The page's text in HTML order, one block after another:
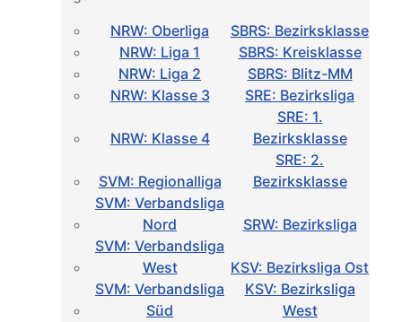
NRW: Oberliga
SBRS: Bezirksklasse
NRW: Liga 1
SBRS: Kreisklasse
NRW: Liga 2
SBRS: Blitz-MM
NRW: Klasse 3
SRE: Bezirksliga
NRW: Klasse 4
SRE: 1.
Bezirksklasse
SVM: Regionalliga
SRE: 2.
Bezirksklasse
SVM: Verbandsliga
Nord
SRW: Bezirksliga
SVM: Verbandsliga
West
KSV: Bezirksliga Ost
SVM: Verbandsliga
Süd
KSV: Bezirksliga
West